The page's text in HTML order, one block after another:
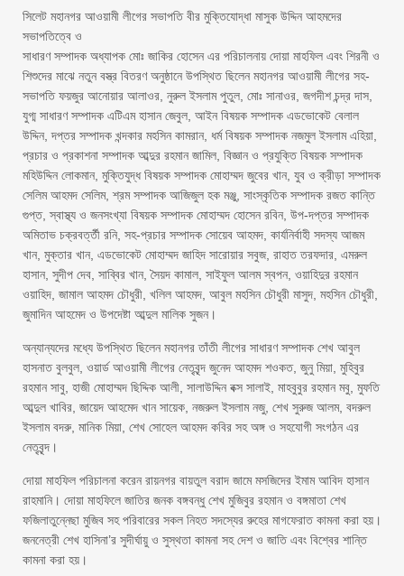
সিলেট মহানগর আওয়ামী লীগের সভাপতি বীর মুক্তিযোদ্ধা মাসুক উদ্দিন আহমদের
সভাপতিত্বে ও
সাধারণ সম্পাদক অধ্যাপক মোঃ জাকির হোসেন এর পরিচালনায় দোয়া মাহফিল এবং শিরনী ও
শিশুদের মাঝে নতুন বস্ত্র বিতরণ অনুষ্ঠানে উপস্থিত ছিলেন মহানগর আওয়ামী লীগের সহ-
সভাপতি ফয়জুর আনোয়ার আলাওর, নুরুল ইসলাম পুতুল, মোঃ সানাওর, জগদীশ চন্দ্র দাস,
যুগ্ম সাধারণ সম্পাদক এটিএম হাসান জেবুল, আইন বিষয়ক সম্পাদক এডভোকেট বেলাল
উদ্দিন, দপ্তর সম্পাদক খন্দকার মহসিন কামরান, ধর্ম বিষয়ক সম্পাদক নজমুল ইসলাম এহিয়া,
প্রচার ও প্রকাশনা সম্পাদক আব্দুর রহমান জামিল, বিজ্ঞান ও প্রযুক্তি বিষয়ক সম্পাদক
মহিউদ্দিন লোকমান, মুক্তিযুদ্ধ বিষয়ক সম্পাদক মোহাম্মদ জুবের খান, যুব ও ক্রীড়া সম্পাদক
সেলিম আহমদ সেলিম, শ্রম সম্পাদক আজিজুল হক মঞ্জু, সাংস্কৃতিক সম্পাদক রজত কান্তি
গুপ্ত, স্বাস্থ্য ও জনসংখ্যা বিষয়ক সম্পাদক মোহাম্মদ হোসেন রবিন, উপ-দপ্তর সম্পাদক
অমিতাভ চক্রবর্ত্তী রনি, সহ-প্রচার সম্পাদক সোয়েব আহমদ, কার্যনির্বাহী সদস্য আজম
খান, মুক্তার খান, এডভোকেট মোহাম্মদ জাহিদ সারোয়ার সবুজ, রাহাত তরফদার, এমরুল
হাসান, সুদীপ দেব, সাব্বির খান, সৈয়দ কামাল, সাইফুল আলম স্বপন, ওয়াহিদুর রহমান
ওয়াহিদ, জামাল আহমদ চৌধুরী, খলিল আহমদ, আবুল মহসিন চৌধুরী মাসুদ, মহসিন চৌধুরী,
জুমাদিন আহমেদ ও উপদেষ্টা আব্দুল মালিক সুজন।
অন্যান্যদের মধ্যে উপস্থিত ছিলেন মহানগর তাঁতী লীগের সাধারণ সম্পাদক শেখ আবুল
হাসনাত বুলবুল, ওয়ার্ড আওয়ামী লীগের নেতৃবৃন্দ জুনেদ আহমদ শওকত, জুনু মিয়া, মুহিবুর
রহমান সাবু, হাজী মোহাম্মদ ছিদ্দিক আলী, সালাউদ্দিন বক্স সালাই, মাহবুবুর রহমান মবু, মুফতি
আব্দুল খাবির, জায়েদ আহমেদ খান সায়েক, নজরুল ইসলাম নজু, শেখ সুরুজ আলম, বদরুল
ইসলাম বদরু, মানিক মিয়া, শেখ সোহেল আহমদ কবির সহ অঙ্গ ও সহযোগী সংগঠন এর
নেতৃবৃন্দ।
দোয়া মাহফিল পরিচালনা করেন রায়নগর বায়তুল বরাদ জামে মসজিদের ইমাম আবিদ হাসান
রাহমানি। দোয়া মাহফিলে জাতির জনক বঙ্গবন্ধু শেখ মুজিবুর রহমান ও বঙ্গমাতা শেখ
ফজিলাতুন্নেছা মুজিব সহ পরিবারের সকল নিহত সদস্যের রুহের মাগফেরাত কামনা করা হয়।
জননেত্রী শেখ হাসিনা’র সুদীর্ঘায়ু ও সুস্থতা কামনা সহ দেশ ও জাতি এবং বিশ্বের শান্তি
কামনা করা হয়।